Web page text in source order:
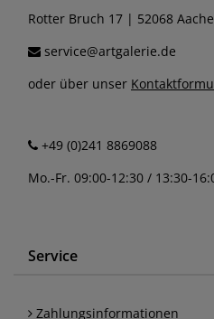
Rotter Bruch 17 | 52068
service@artgalerie.de
oder über unser
+49 (0)241 8869088
Mo.-Fr. 09:00-12:30 / 13:30-
Service
Zahlungsinformationen